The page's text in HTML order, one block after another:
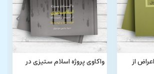
از
واکاوی پروژه اسلام ستیزی در